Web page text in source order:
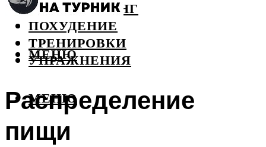
БОДИБИЛДИНГ
ПОХУДЕНИЕ
ТРЕНИРОВКИ
УПРАЖНЕНИЯ
МЕНЮ
МЕНЮ
Распределение
пищи